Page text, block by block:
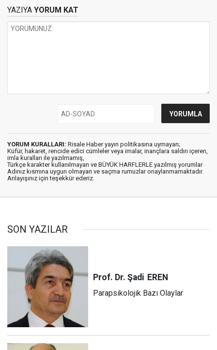
Üzerine-2
YAZIYA YORUM KAT
YORUM KURALLARI: Risale Haber yayın politikasına uymayan;
Küfür, hakaret, rencide edici cümleler veya imalar, inançlara saldırı içeren,
imla kuralları ile yazılmamış,
Türkçe karakter kullanılmayan ve BÜYÜK HARFLERLE yazılmış yorumlar
Adınız kısmına uygun olmayan ve saçma rumuzlar onaylanmamaktadır.
Anlayışınız için teşekkür ederiz.
SON YAZILAR
Prof. Dr. Şadi EREN
Parapsikolojik Bazı Olaylar